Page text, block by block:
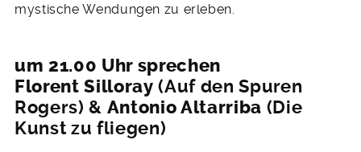
mystische Wendungen zu erleben.
um 21.00 Uhr sprechen
Florent Silloray (Auf den Spuren
Rogers) & Antonio Altarriba (Die
Kunst zu fliegen)